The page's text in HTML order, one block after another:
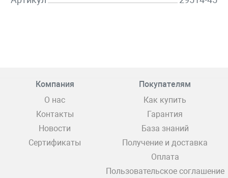
Компания
О нас
Контакты
Новости
Сертификаты
Покупателям
Как купить
Гарантия
База знаний
Получение и доставка
Оплата
Пользовательское соглашение